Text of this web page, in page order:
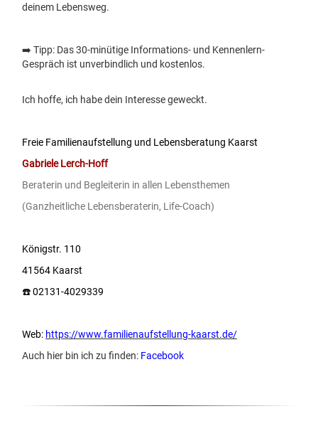
deinem Lebensweg.
➡️ Tipp: Das 30-minütige Informations- und Kennenlern-
Gespräch ist unverbindlich und kostenlos.
Ich hoffe, ich habe dein Interesse geweckt.
Freie Familienaufstellung und Lebensberatung Kaarst
Gabriele Lerch-Hoff
Beraterin und Begleiterin in allen Lebensthemen
(Ganzheitliche Lebensberaterin, Life-Coach)
Königstr. 110
41564 Kaarst
☎️ 02131-4029339
Web: https://www.familienaufstellung-kaarst.de/
Auch hier bin ich zu finden: Facebook